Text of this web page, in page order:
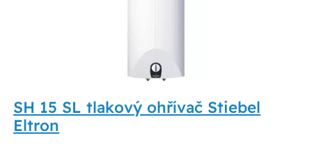
SH 15 SL tlakový ohřívač Stiebel
Eltron